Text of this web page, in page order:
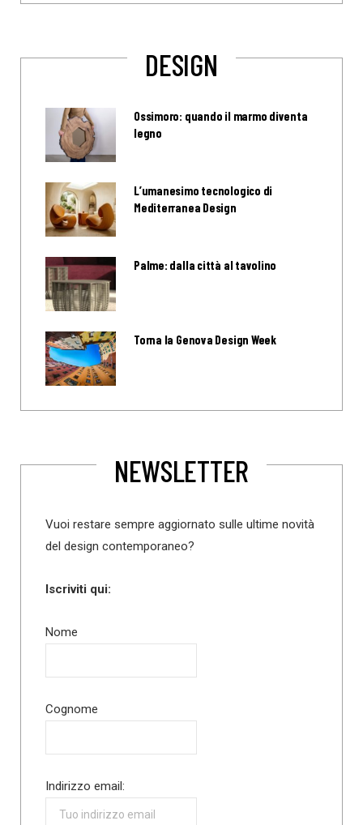
DESIGN
Ossimoro: quando il marmo diventa
legno
L’umanesimo tecnologico di
Mediterranea Design
Palme: dalla città al tavolino
Torna la Genova Design Week
NEWSLETTER
Vuoi restare sempre aggiornato sulle ultime novità
del design contemporaneo?
Iscriviti qui:
Nome
Cognome
Indirizzo email: